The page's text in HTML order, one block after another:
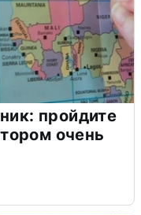
пройдите
очень